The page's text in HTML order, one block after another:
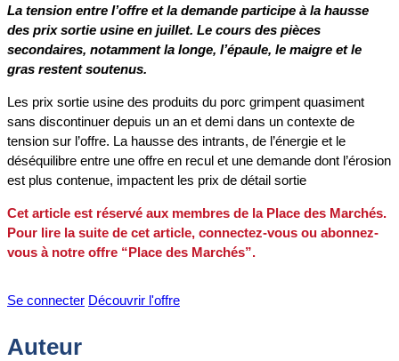
La tension entre l’offre et la demande participe à la hausse
des prix sortie usine en juillet. Le cours des pièces
secondaires, notamment la longe, l’épaule, le maigre et le
gras restent soutenus.
Les prix sortie usine des produits du porc grimpent quasiment
sans discontinuer depuis un an et demi dans un contexte de
tension sur l’offre. La hausse des intrants, de l’énergie et le
déséquilibre entre une offre en recul et une demande dont l’érosion
est plus contenue, impactent les prix de détail sortie
Cet article est réservé aux membres de la Place des Marchés.
Pour lire la suite de cet article, connectez-vous ou abonnez-
vous à notre offre “Place des Marchés”.
Se connecter Découvrir l'offre
Auteur